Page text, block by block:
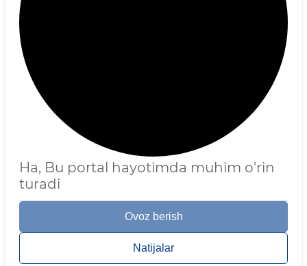
Ha, Bu portal hayotimda muhim o'rin
turadi
Ovoz berish
Natijalar